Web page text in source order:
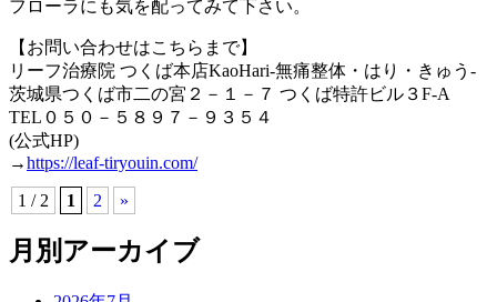
フローラにも気を配ってみて下さい。
【お問い合わせはこちらまで】
リーフ治療院 つくば本店KaoHari-無痛整体・はり・きゅう-
茨城県つくば市二の宮２－１－７ つくば特許ビル３F-A
TEL０５０－５８９７－９３５４
(公式HP)
→https://leaf-tiryouin.com/
1 / 2
1 2 »
月別アーカイブ